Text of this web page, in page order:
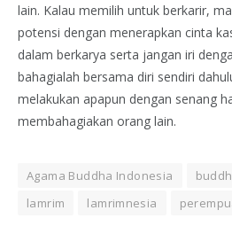
lain. Kalau memilih untuk berkarir,
potensi dengan menerapkan cinta
dalam berkarya serta jangan iri
bahagialah bersama diri sendiri
melakukan apapun dengan senang
membahagiakan orang lain.
Agama Buddha Indonesia
lamrim
lamrimnesia